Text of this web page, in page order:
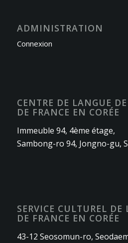
ADMINISTRATION
Connexion
CENTRE DE LANGUE
DE FRANCE EN CORÉE
Immeuble 94, 4ème étage,
Sambong-ro 94, Jongno-gu,
SERVICE CULTUREL DE
DE FRANCE EN CORÉE
43-12 Seosomun-ro,